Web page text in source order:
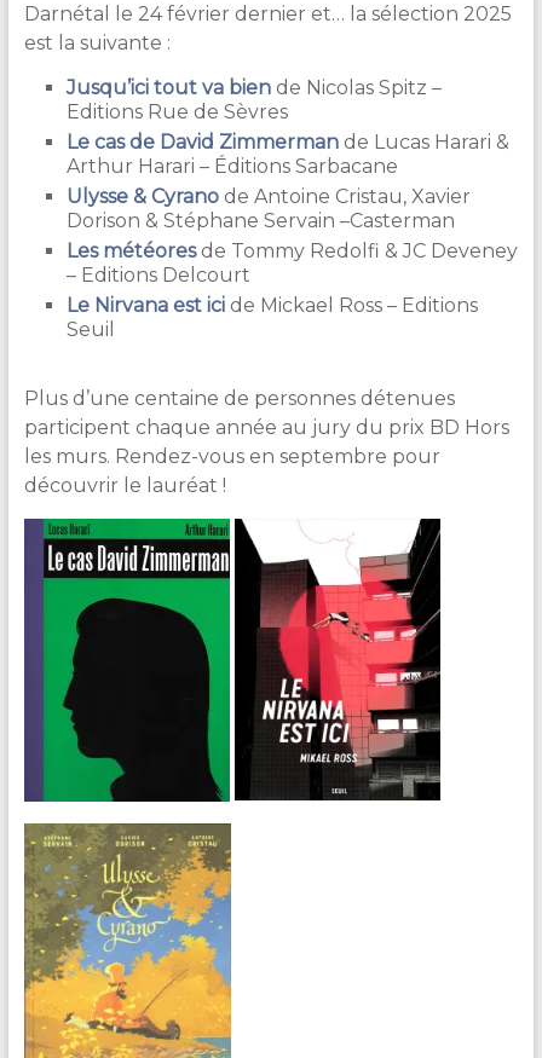
Darnétal le 24 février dernier et… la sélection 2025
est la suivante :
Jusqu’ici tout va biende Nicolas Spitz –
Editions Rue de Sèvres
Le cas de David Zimmermande Lucas Harari &
Arthur Harari – Éditions Sarbacane
Ulysse & Cyranode Antoine Cristau, Xavier
Dorison & Stéphane Servain –Casterman
Les météoresde Tommy Redolfi & JC Deveney
– Editions Delcourt
Le Nirvana est icide Mickael Ross – Editions
Seuil
Plus d’une centaine de personnes détenues
participent chaque année au jury du prix BD Hors
les murs. Rendez-vous en septembre pour
découvrir le lauréat !